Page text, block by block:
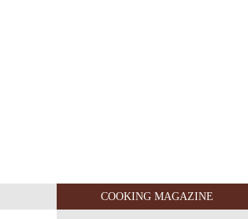
COOKING MAGAZINE